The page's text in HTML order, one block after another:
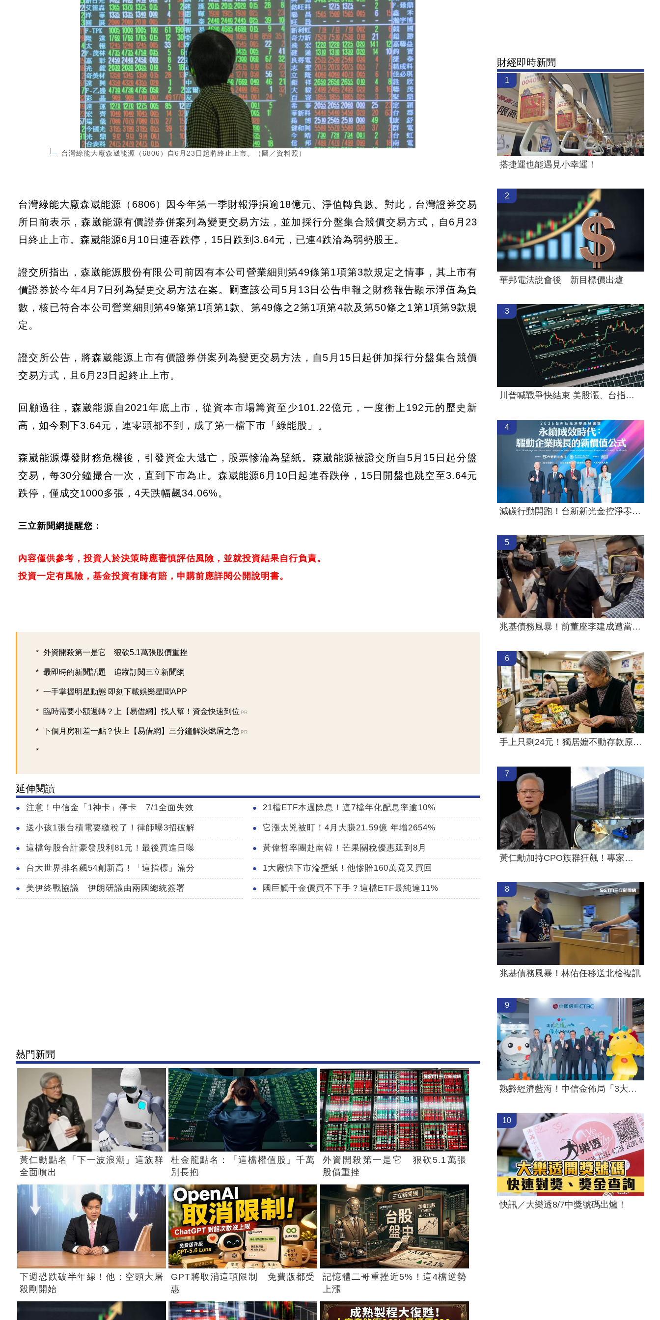
台灣綠能大廠森崴能源（6806）自6月23日起將終止上市。（圖／資料照）
台灣綠能大廠森崴能源（6806）因今年第一季財報淨損逾18億元、淨值轉負數。對此，台灣證券交易
所日前表示，森崴能源有價證券併案列為變更交易方法，並加採行分盤集合競價交易方式，自6月23
日終止上市。森崴能源6月10日連吞跌停，15日跌到3.64元，已連4跌淪為弱勢股王。
證交所指出，森崴能源股份有限公司前因有本公司營業細則第49條第1項第3款規定之情事，其上市有
價證券於今年4月7日列為變更交易方法在案。嗣查該公司5月13日公告申報之財務報告顯示淨值為負
數，核已符合本公司營業細則第49條第1項第1款、第49條之2第1項第4款及第50條之1第1項第9款規
定。
證交所公告，將森崴能源上市有價證券併案列為變更交易方法，自5月15日起併加採行分盤集合競價
交易方式，且6月23日起終止上市。
回顧過往，森崴能源自2021年底上市，從資本市場籌資至少101.22億元，一度衝上192元的歷史新
高，如今剩下3.64元，連零頭都不到，成了第一檔下市「綠能股」。
森崴能源爆發財務危機後，引發資金大逃亡，股票慘淪為壁紙。森崴能源被證交所自5月15日起分盤
交易，每30分鐘撮合一次，直到下市為止。森崴能源6月10日起連吞跌停，15日開盤也跳空至3.64元
跌停，僅成交1000多張，4天跌幅飆34.06%。
三立新聞網提醒您：
內容僅供參考，投資人於決策時應審慎評估風險，並就投資結果自行負責。
投資一定有風險，基金投資有賺有賠，申購前應詳閱公開說明書。
外資開殺第一是它 狠砍5.1萬張股價重挫
最即時的新聞話題 追蹤訂閱三立新聞網
一手掌握明星動態 即刻下載娛樂星聞APP
臨時需要小額週轉？上【易借網】找人幫！資金快速到位 PR
下個月房租差一點？快上【易借網】三分鐘解決燃眉之急 PR
延伸閱讀
注意！中信金「1神卡」停卡 7/1全面失效 21檔ETF本週除息！這7檔年化配息率逾10%
送小孩1張台積電要繳稅了！律師曝3招破解 它漲太兇被盯！4月大賺21.59億 年增2654%
這檔每股合計豪發股利81元！最後買進日曝 黃偉哲率團赴南韓！芒果關稅優惠延到8月
台大世界排名飆54創新高！「這指標」滿分 1大廠快下市淪壁紙！他慘賠160萬竟又買回
美伊終戰協議 伊朗研議由兩國總統簽署 國巨觸千金價買不下手？這檔ETF最純達11%
熱門新聞
黃仁勳點名「下一波浪潮」這族群
全面噴出
杜金龍點名：「這檔權值股」千萬
別長抱
外資開殺第一是它 狠砍5.1萬張
股價重挫
下週恐跌破半年線！他：空頭大屠
殺剛開始
GPT將取消這項限制 免費版都受
惠
記憶體二哥重挫近5%！這4檔逆勢
上漲
財經即時新聞
1
搭捷運也能遇見小幸運！
2
華邦電法說會後 新目標價出爐
3
川普喊戰爭快結束 美股漲、台指期衝45000
4
減碳行動開跑！台新新光金控淨零論壇登場
5
兆基債務風暴！前董座李建成遭當庭逮補
6
手上只剩24元！獨居嬤不動存款原因惹鼻酸
7
黃仁勳加持CPO族群狂飆！專家曝黃金買點
8
兆基債務風暴！林佑任移送北檢複訊
9
熟齡經濟藍海！中信金佈局「3大」策略
10
快訊／大樂透8/7中獎號碼出爐！